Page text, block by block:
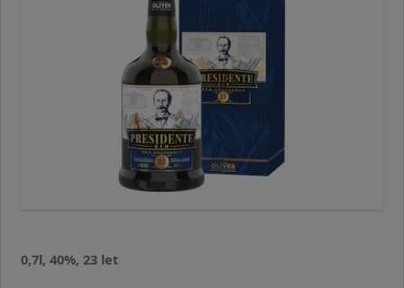
0,7l, 40%, 23 let